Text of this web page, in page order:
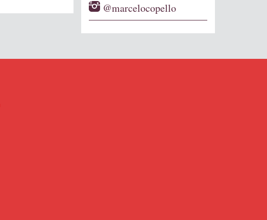
@marcelocopello